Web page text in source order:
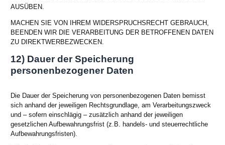
AUSÜBEN.
MACHEN SIE VON IHREM WIDERSPRUCHSRECHT GEBRAUCH,
BEENDEN WIR DIE VERARBEITUNG DER BETROFFENEN DATEN
ZU DIREKTWERBEZWECKEN.
12) Dauer der Speicherung
personenbezogener Daten
Die Dauer der Speicherung von personenbezogenen Daten bemisst
sich anhand der jeweiligen Rechtsgrundlage, am Verarbeitungszweck
und – sofern einschlägig – zusätzlich anhand der jeweiligen
gesetzlichen Aufbewahrungsfrist (z.B. handels- und steuerrechtliche
Aufbewahrungsfristen).